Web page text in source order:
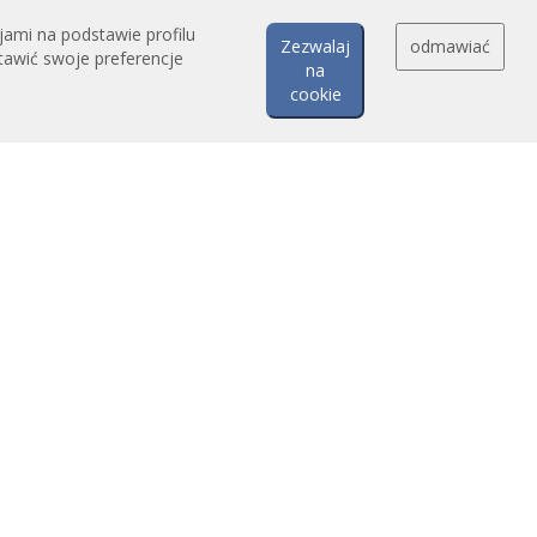
na podstawie profilu
swoje preferencje
Zezwalaj
na
cookie
odmawiać